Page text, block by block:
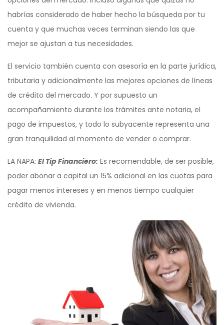
habrías considerado de haber hecho la búsqueda por tu
cuenta y que muchas veces terminan siendo las que
mejor se ajustan a tus necesidades.
El servicio también cuenta con asesoría en la parte jurídica,
tributaria y adicionalmente las mejores opciones de líneas
de crédito del mercado. Y por supuesto un
acompañamiento durante los trámites ante notaria, el
pago de impuestos, y todo lo subyacente representa una
gran tranquilidad al momento de vender o comprar.
LA ÑAPA: El Tip Financiero: Es recomendable, de ser posible,
poder abonar a capital un 15% adicional en las cuotas para
pagar menos intereses y en menos tiempo cualquier
crédito de vivienda.